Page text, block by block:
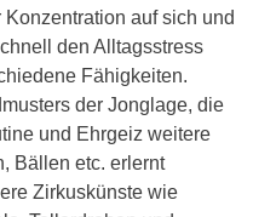
auf sich und
den Alltagsstress
Fähigkeiten.
der Jonglage, die
und Ehrgeiz weitere
Bällen etc. erlernt
Zirkuskünste wie